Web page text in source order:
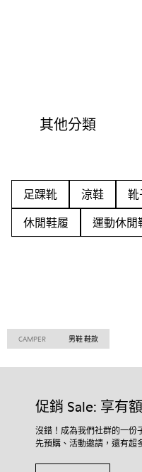
其他分類
足踝靴 涼鞋 靴
休閒鞋履
運動休閒
CAMPER 男鞋 鞋款
促銷 Sale: 享有
沒錯！成為我們社群的一份
先預購、活動邀請，還有超